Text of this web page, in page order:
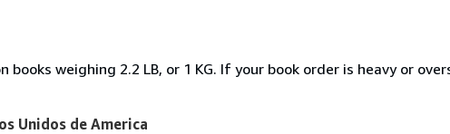
books weighing 2.2 LB, or 1 KG. If your book order is heavy or
Unidos de America